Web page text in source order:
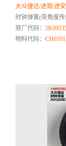
大众捷达/途观/途
时钟弹簧(带角度
原厂代码：
物料代码：